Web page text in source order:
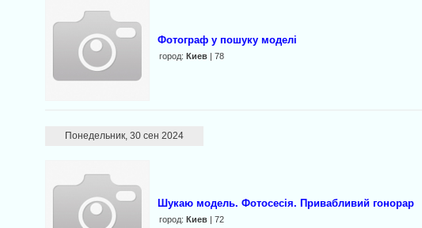
Фотограф у пошуку моделі
город:Киев | 78
Понедельник, 30 сен 2024
Шукаю модель. Фотосесія. Привабливий гонорар
город:Киев | 72